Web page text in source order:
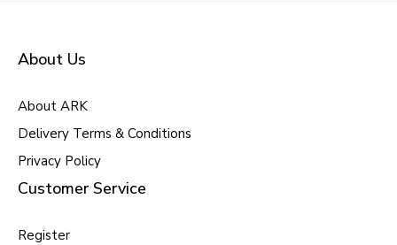
About Us
About ARK
Delivery Terms & Conditions
Privacy Policy
Customer Service
Register